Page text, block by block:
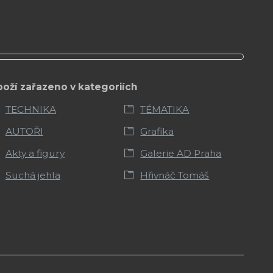
zařazeno v kategoriích
TECHNIKA
TÉMATIKA
AUTOŘI
Grafika
Akty a figury
Galerie AD Praha
Suchá jehla
Hřivnáč Tomáš